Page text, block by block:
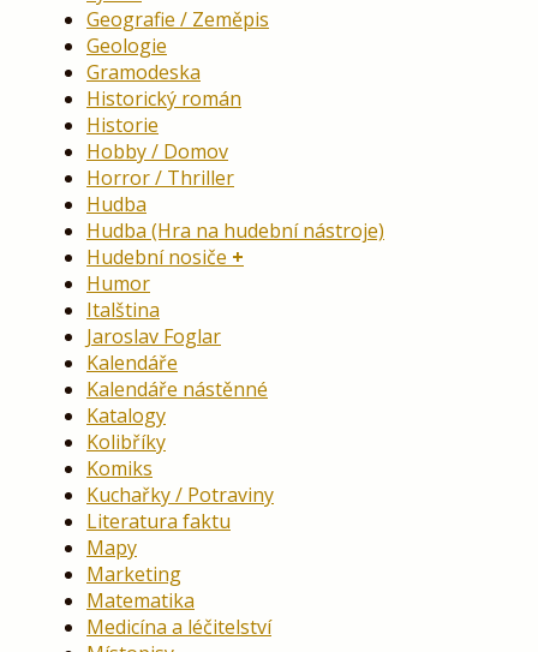
Geografie / Zeměpis
Geologie
Gramodeska
Historický román
Historie
Hobby / Domov
Horror / Thriller
Hudba
Hudba (Hra na hudební nástroje)
Hudební nosiče
Humor
Italština
Jaroslav Foglar
Kalendáře
Kalendáře nástěnné
Katalogy
Kolibříky
Komiks
Kuchařky / Potraviny
Literatura faktu
Mapy
Marketing
Matematika
Medicína a léčitelství